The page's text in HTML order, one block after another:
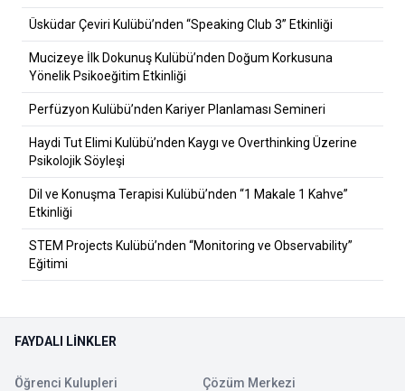
Üsküdar Çeviri Kulübü’nden “Speaking Club 3” Etkinliği
Mucizeye İlk Dokunuş Kulübü’nden Doğum Korkusuna
Yönelik Psikoeğitim Etkinliği
Perfüzyon Kulübü’nden Kariyer Planlaması Semineri
Haydi Tut Elimi Kulübü’nden Kaygı ve Overthinking Üzerine
Psikolojik Söyleşi
Dil ve Konuşma Terapisi Kulübü’nden “1 Makale 1 Kahve”
Etkinliği
STEM Projects Kulübü’nden “Monitoring ve Observability”
Eğitimi
FAYDALI LINKLER
Öğrenci Kulupleri Çözüm Merkezi